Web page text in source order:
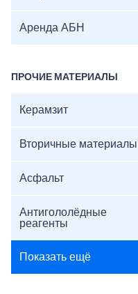
Аренда АБН
ПРОЧИЕ МАТЕРИАЛЫ
Керамзит
Вторичные материалы
Асфальт
Антигололёдные
реагенты
Показать ещё